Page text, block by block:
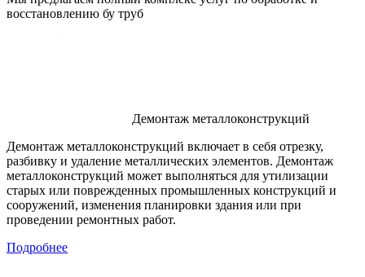
восстановлению бу труб
Демонтаж металлоконструкций
Демонтаж металлоконструкций включает в себя отрезку,
разбивку и удаление металлических элементов. Демонтаж
металлоконструкций может выполняться для утилизации
старых или поврежденных промышленных конструкций и
сооружений, изменения планировки здания или при
проведении ремонтных работ.
Подробнее